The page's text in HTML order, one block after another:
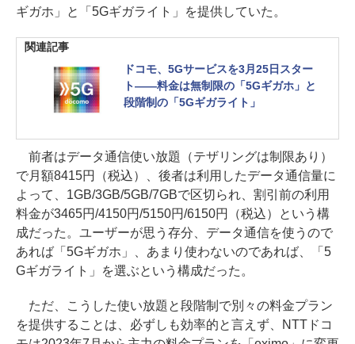
ギガホ」と「5Gギガライト」を提供していた。
関連記事
ドコモ、5Gサービスを3月25日スター
ト――料金は無制限の「5Gギガホ」と
段階制の「5Gギガライト」
前者はデータ通信使い放題（テザリングは制限あり）
で月額8415円（税込）、後者は利用したデータ通信量に
よって、1GB/3GB/5GB/7GBで区切られ、割引前の利用
料金が3465円/4150円/5150円/6150円（税込）という構
成だった。ユーザーが思う存分、データ通信を使うので
あれば「5Gギガホ」、あまり使わないのであれば、「5
Gギガライト」を選ぶという構成だった。
ただ、こうした使い放題と段階制で別々の料金プラン
を提供することは、必ずしも効率的と言えず、NTTドコ